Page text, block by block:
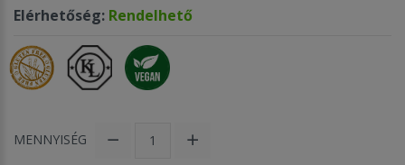
Elérhetőség: Rendelhető
MENNYISÉG